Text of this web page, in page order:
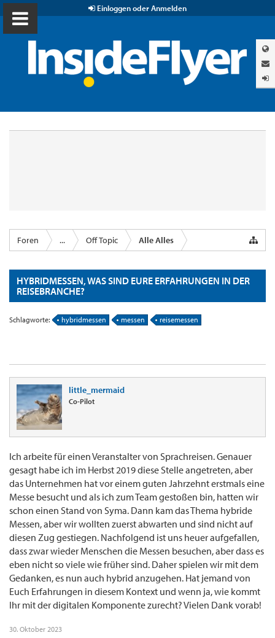
Einloggen oder Anmelden
Foren ... Off Topic Alle Alles
HYBRIDMESSEN, WAS SIND EURE ERFAHRUNGEN IN DER
REISEBRANCHE?
Schlagworte: hybridmessen messen reisemessen
little_mermaid
Co-Pilot
Ich arbeite für einen Veranstalter von Sprachreisen. Genauer
gesagt habe ich im Herbst 2019 diese Stelle angetreten, aber
das Unternehmen hat vor einem guten Jahrzehnt erstmals eine
Messe besucht und als ich zum Team gestoßen bin, hatten wir
schon einen Stand von Syma. Dann kam das Thema hybride
Messen, aber wir wollten zuerst abwarten und sind nicht auf
diesen Zug gestiegen. Nachfolgend ist uns heuer aufgefallen,
dass zwar wieder Menschen die Messen besuchen, aber dass es
eben nicht so viele wie früher sind. Daher spielen wir mit dem
Gedanken, es nun auch hybrid anzugehen. Hat jemand von
Euch Erfahrungen in diesem Kontext und wenn ja, wie kommt
Ihr mit der digitalen Komponente zurecht? Vielen Dank vorab!
30. Oktober 2023